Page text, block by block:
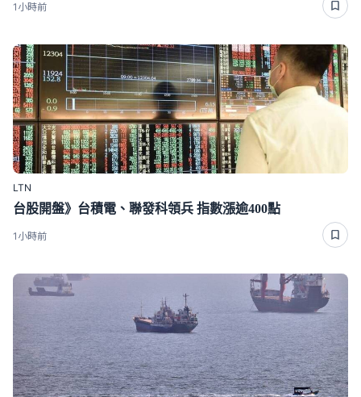
1小時前
LTN
台股開盤》台積電、聯發科領兵 指數漲逾400點
1小時前